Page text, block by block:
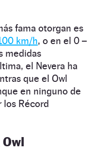
fama otorgan es
km/h, o en el 0 –
medidas
el Nevera ha
que el Owl
en ninguno de
los Récord